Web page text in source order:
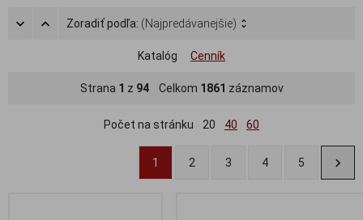
Zoradiť podľa: (Najpredávanejšie)
Katalóg Cenník
Strana 1 z 94Celkom 1861 záznamov
Počet na stránku 20 40 60
1 2 3 4 5